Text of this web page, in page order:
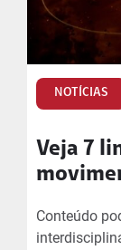
NOTÍCIAS
Veja 7
Conteúdo